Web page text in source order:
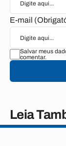
E-mail
Salvar meus
comentar.
Leia